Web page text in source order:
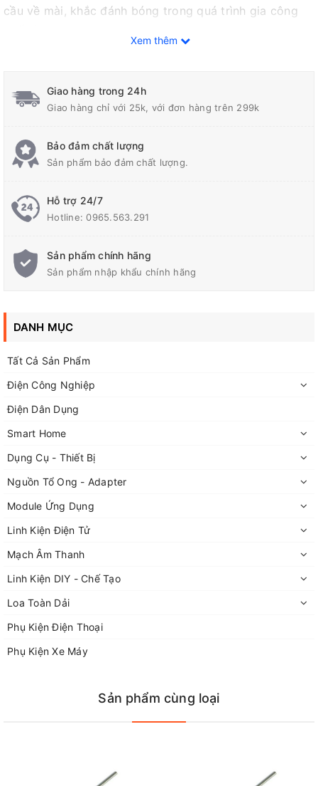
cầu về mài, khắc đánh bóng trong quá trình gia công
THÔNG SỐ KỸ THUẬT
2 hộp giấy nhám loại min. dùng để chà phẳng bề mặt,
chuẩn bị cho khâu đánh bóng. Kim mài kim loại
– dùng để tạo hình, chà phẳng kim loại vòng đánh bóng
1 hộp bột mài cacborunđum 4 đầu mài tạo hình kim loại
trục giữ lưỡi cắt
– đây là 2 công cụ không thể thiếu trong bất kỳ bộ phụ
kiện mài khắc mini nào Đá mài lưỡi cắt, lưỡi dao vòng
Xem thêm
Giao hàng trong 24h
Giao hàng chỉ với 25k, với đơn hàng trên 299k
Bảo đảm chất lượng
Sản phẩm bảo đảm chất lượng.
Hỗ trợ 24/7
Hotline:0965.563.291
Sản phẩm chính hãng
Sản phẩm nhập khẩu chính hãng
DANH MỤC
Tất Cả Sản Phẩm
Điện Công Nghiệp
Điện Dân Dụng
Smart Home
Dụng Cụ - Thiết Bị
Nguồn Tổ Ong - Adapter
Module Ứng Dụng
Linh Kiện Điện Tử
Mạch Âm Thanh
Linh Kiện DIY - Chế Tạo
Loa Toàn Dải
Phụ Kiện Điện Thoại
Phụ Kiện Xe Máy
Sản phẩm cùng loại